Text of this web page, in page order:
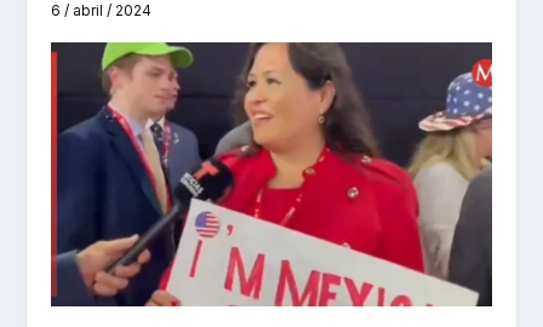
6 / abril / 2024